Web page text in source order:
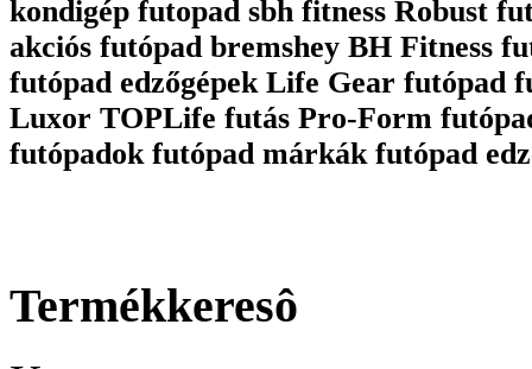
kondigép futopad sbh fitness Robust
akciós futópad bremshey BH Fitness
futópad edzőgépek Life Gear futópad
Luxor TOPLife futás Pro-Form
futópadok futópad márkák futópad
Termékkeresô